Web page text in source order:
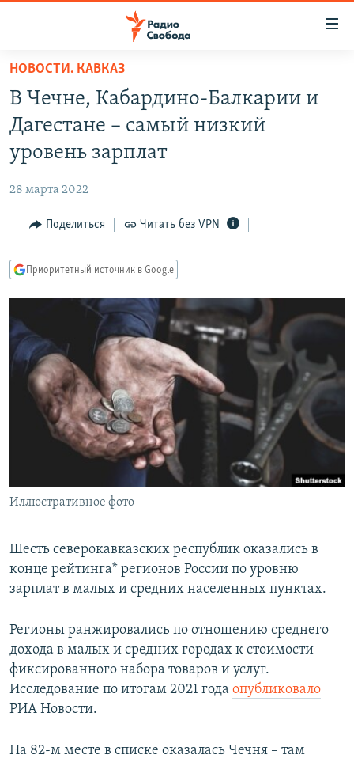
упрощенного
доступа
Вернуться
основному
Вернутся
Вернутся
МНЕНИЯ
КУЛЬТУРА
КАВКАЗ.РЕАЛИИ
СЕВЕР.РЕАЛИИ
СИБИРЬ.РЕАЛИИ
РАСПИСАНИЕ ВЕЩАНИЯ
ПОДПИШИТЕСЬ НА РАССЫЛКУ
СОЦИАЛЬНЫЕ СЕТИ
Все сайты РСЕ/РС
НОВОСТИ. КАВКАЗ
В Чечне, Кабардино-Балкарии и
Дагестане – самый низкий
уровень зарплат
28 марта 2022
Поделиться Читать без VPN
Приоритетный источник в Google
Иллюстративное фото
Шесть северокавказских республик оказались в
конце рейтинга* регионов России по уровню
зарплат в малых и средних населенных пунктах.
Регионы ранжировались по отношению среднего
дохода в малых и средних городах к стоимости
фиксированного набора товаров и услуг.
Исследование по итогам 2021 года опубликовало
РИА Новости.
На 82-м месте в списке оказалась Чечня – там